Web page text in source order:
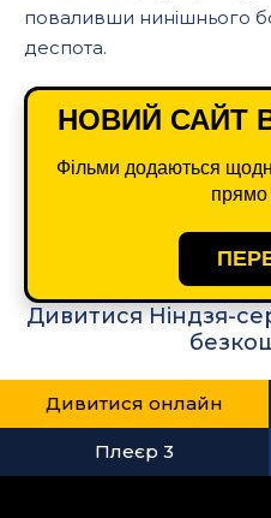
поваливши нинішнього
деспота.
НОВИЙ САЙТ
Фільми додаються
прямо
Дивитися Ніндзя-
Дивитися онлайн
Плеєр 3